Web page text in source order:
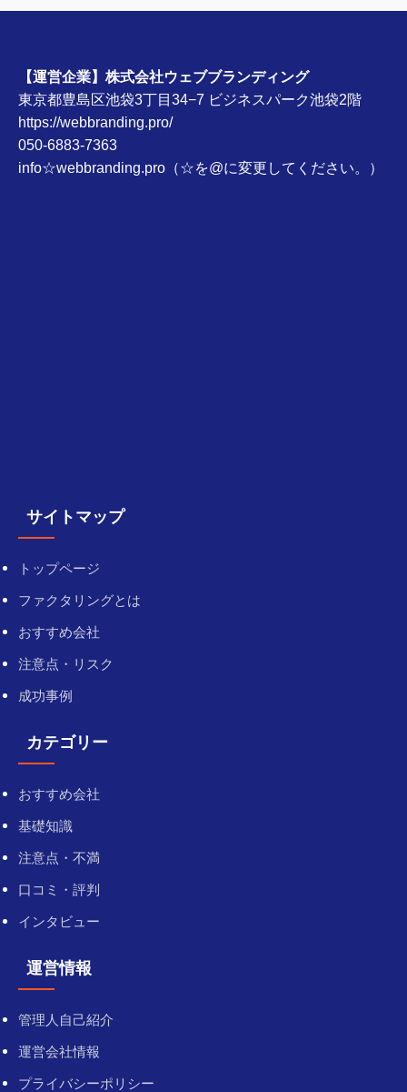
【運営企業】株式会社ウェブブランディング
東京都豊島区池袋3丁目34−7 ビジネスパーク池袋2階
https://webbranding.pro/
050-6883-7363
info☆webbranding.pro（☆を@に変更してください。）
サイトマップ
トップページ
ファクタリングとは
おすすめ会社
注意点・リスク
成功事例
カテゴリー
おすすめ会社
基礎知識
注意点・不満
口コミ・評判
インタビュー
運営情報
管理人自己紹介
運営会社情報
プライバシーポリシー